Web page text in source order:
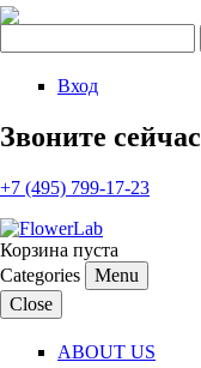
Search form
Вход
Звоните сейчас
+7 (495) 799-17-23
Корзина пуста
Categories
Menu
Close
ABOUT US